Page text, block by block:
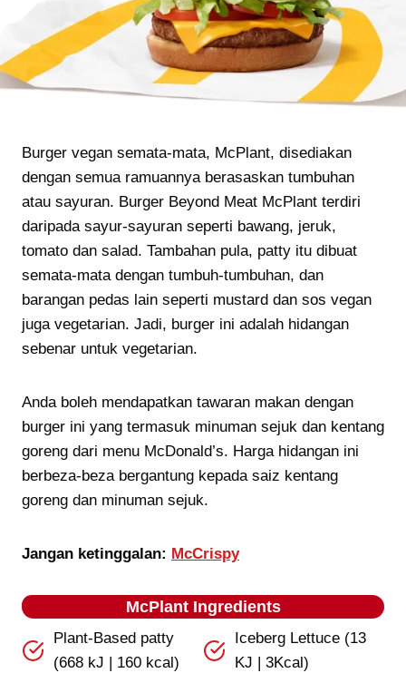
Burger vegan semata-mata, McPlant, disediakan
dengan semua ramuannya berasaskan tumbuhan
atau sayuran. Burger Beyond Meat McPlant terdiri
daripada sayur-sayuran seperti bawang, jeruk,
tomato dan salad. Tambahan pula, patty itu dibuat
semata-mata dengan tumbuh-tumbuhan, dan
barangan pedas lain seperti mustard dan sos vegan
juga vegetarian. Jadi, burger ini adalah hidangan
sebenar untuk vegetarian.
Anda boleh mendapatkan tawaran makan dengan
burger ini yang termasuk minuman sejuk dan kentang
goreng dari menu McDonald’s. Harga hidangan ini
berbeza-beza bergantung kepada saiz kentang
goreng dan minuman sejuk.
Jangan ketinggalan: McCrispy
McPlant Ingredients
Plant-Based patty
(668 kJ | 160 kcal)
Iceberg Lettuce (13
KJ | 3Kcal)